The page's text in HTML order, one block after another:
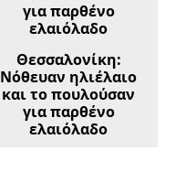
Θεσσαλονίκη:
Νόθευαν ηλιέλαιο
και το πουλούσαν
για παρθένο
ελαιόλαδο